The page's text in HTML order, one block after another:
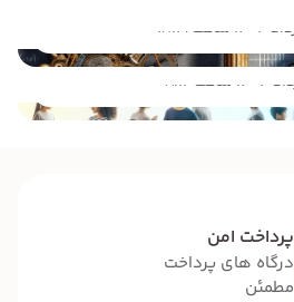
مهندسی خلاقیت برای کودکان راهی برای کارآفرینی در آینده
پرداخت امن
درگاه های پرداخت
مطمئن